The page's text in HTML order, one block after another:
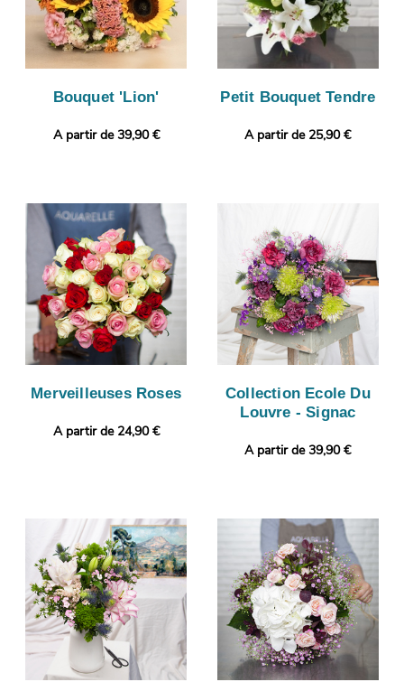
Bouquet 'Lion'
A partir de 39,90 €
Petit Bouquet Tendre
A partir de 25,90 €
Merveilleuses Roses
A partir de 24,90 €
Collection Ecole Du
Louvre - Signac
A partir de 39,90 €